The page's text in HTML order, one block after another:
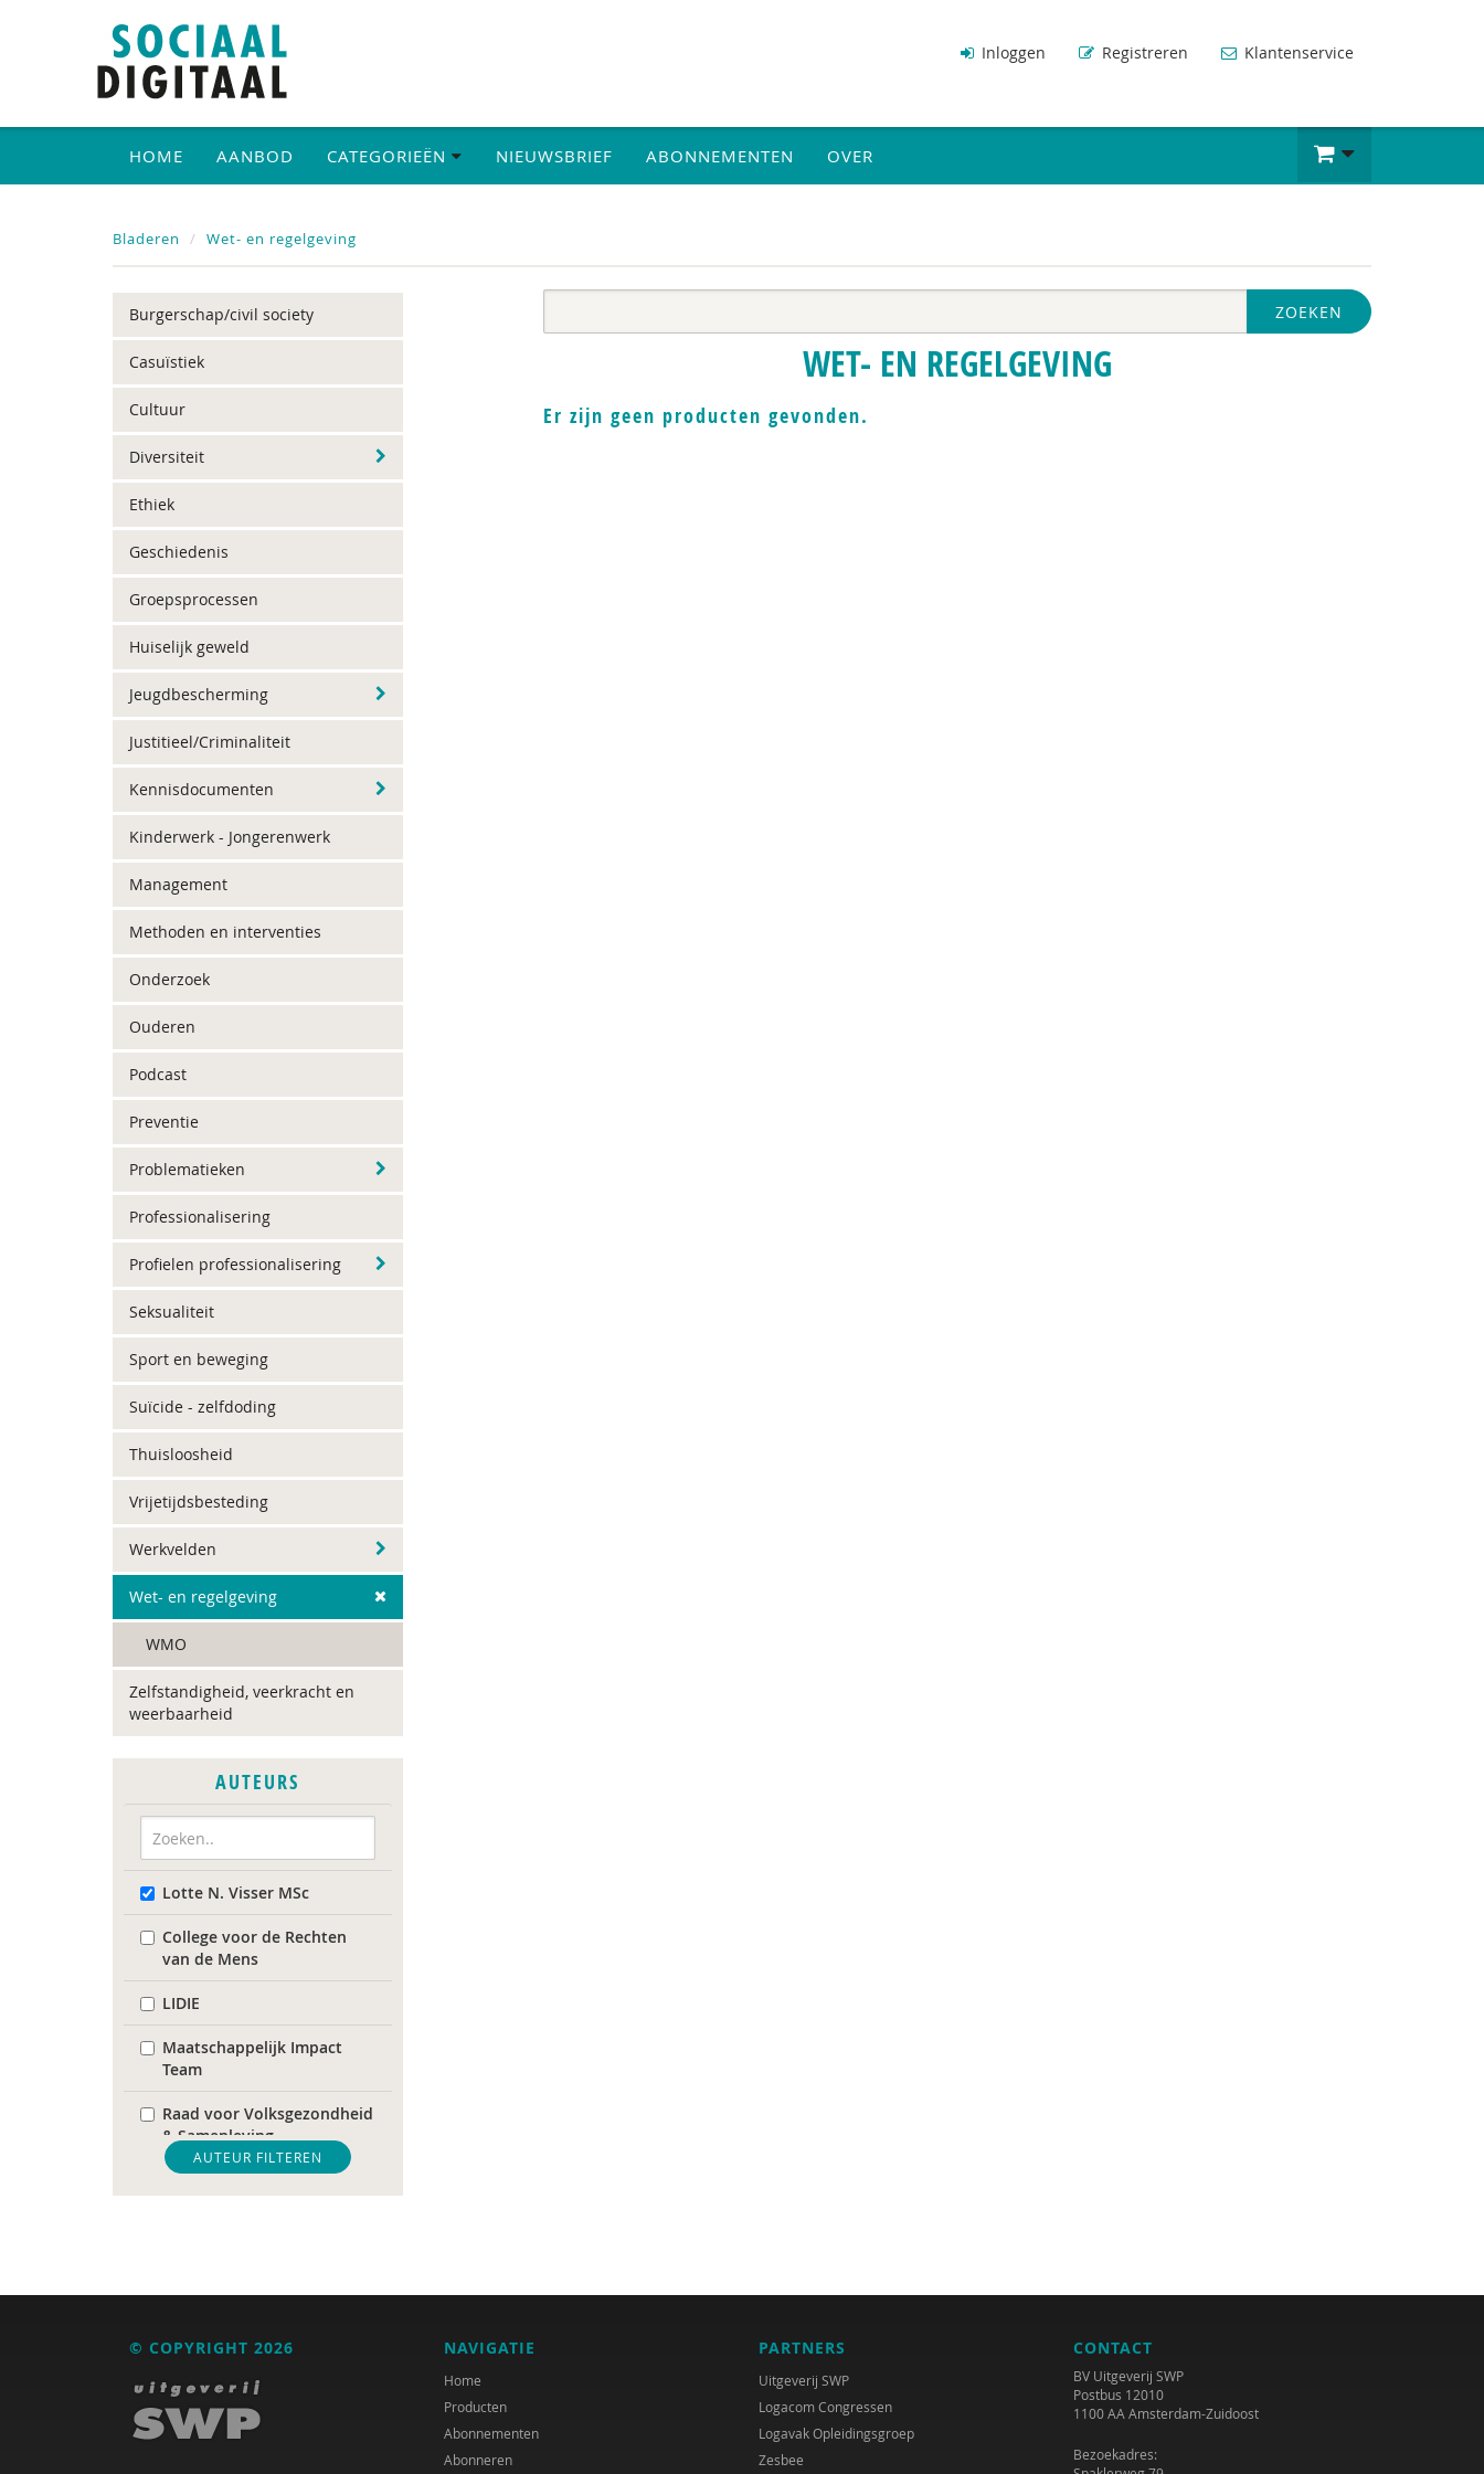
Inloggen Registreren Klantenservice
HOME AANBOD CATEGORIEËN NIEUWSBRIEF ABONNEMENTEN OVER
Bladeren Wet- en regelgeving
Burgerschap/civil society
Casuïstiek
Cultuur
Diversiteit
Ethiek
Geschiedenis
Groepsprocessen
Huiselijk geweld
Jeugdbescherming
Justitieel/Criminaliteit
Kennisdocumenten
Kinderwerk - Jongerenwerk
Management
Methoden en interventies
Onderzoek
Ouderen
Podcast
Preventie
Problematieken
Professionalisering
Profielen professionalisering
Seksualiteit
Sport en beweging
Suïcide - zelfdoding
Thuisloosheid
Vrijetijdsbesteding
Werkvelden
Wet- en regelgeving
WMO
Zelfstandigheid, veerkracht en
weerbaarheid
AUTEURS
Lotte N. Visser MSc
College voor de Rechten
van de Mens
LIDIE
Maatschappelijk Impact
Team
Raad voor Volksgezondheid
& Samenleving
Marco Algera
Fiet van Beek
Sam Beenhakker
Marijke Booijink
AUTEUR FILTEREN
ZOEKEN
WET- EN REGELGEVING
Er zijn geen producten gevonden.
© COPYRIGHT 2026 NAVIGATIE
Home
Producten
Abonnementen
Abonneren
PARTNERS
Uitgeverij SWP
Logacom Congressen
Logavak Opleidingsgroep
Zesbee
CONTACT
BV Uitgeverij SWP
Postbus 12010
1100 AA Amsterdam-Zuidoost
Bezoekadres: